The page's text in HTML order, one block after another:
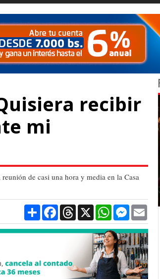
recibir
mi
de casi una hora y media en la Casa
CompartirFacebookThreads
X WhatsApp